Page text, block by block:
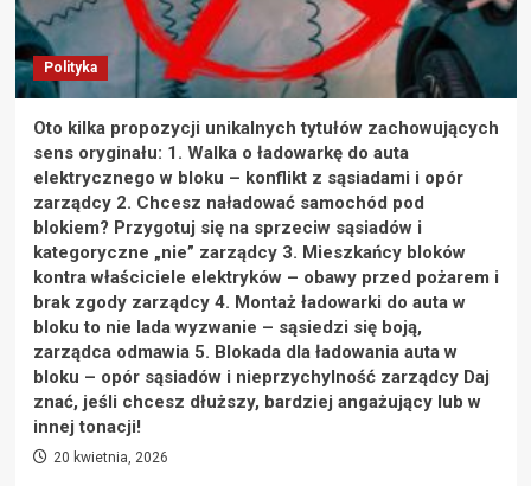
Polityka
Oto kilka propozycji unikalnych tytułów zachowujących
sens oryginału: 1. Walka o ładowarkę do auta
elektrycznego w bloku – konflikt z sąsiadami i opór
zarządcy 2. Chcesz naładować samochód pod
blokiem? Przygotuj się na sprzeciw sąsiadów i
kategoryczne „nie” zarządcy 3. Mieszkańcy bloków
kontra właściciele elektryków – obawy przed pożarem i
brak zgody zarządcy 4. Montaż ładowarki do auta w
bloku to nie lada wyzwanie – sąsiedzi się boją,
zarządca odmawia 5. Blokada dla ładowania auta w
bloku – opór sąsiadów i nieprzychylność zarządcy Daj
znać, jeśli chcesz dłuższy, bardziej angażujący lub w
innej tonacji!
20 kwietnia, 2026